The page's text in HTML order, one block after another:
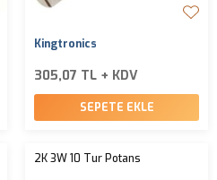
Kingtronics
305,07 TL + KDV
SEPETE EKLE
2K 3W 10 Tur Potans